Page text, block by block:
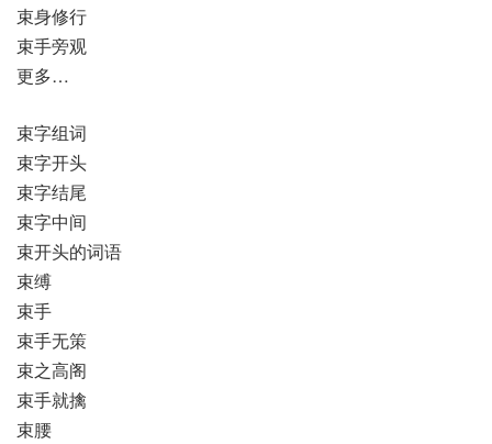
束身修行
束手旁观
更多…
束字组词
束字开头
束字结尾
束字中间
束开头的词语
束缚
束手
束手无策
束之高阁
束手就擒
束腰